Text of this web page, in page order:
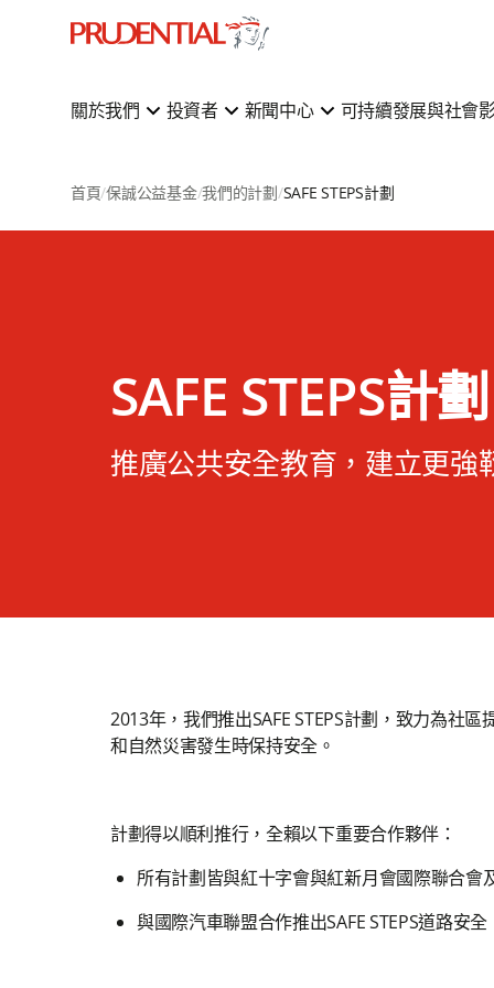
關於我們 投資者 新聞中心 可持續發展與社會
首頁 保誠公益基金 我們的計劃 SAFE STEPS計劃
SAFE STEPS計劃
推廣公共安全教育，建立更強
2013年，我們推出SAFE STEPS計劃，致力為社
和自然災害發生時保持安全。
計劃得以順利推行，全賴以下重要合作夥伴：
所有計劃皆與紅十字會與紅新月會國際聯合會
與國際汽車聯盟合作推出SAFE STEPS道路安全